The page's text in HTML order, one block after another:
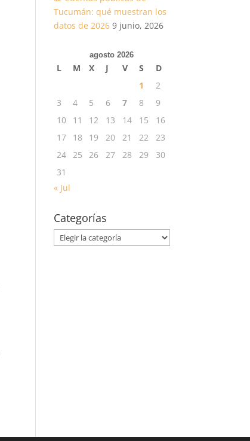
Tucumán: qué muestran los
datos de 2026 9 junio, 2026
agosto 2026
L M X J V S
D
1
2
3
4 5 6 7 8
9
10
11 12 13 14 15
16
17
18 19 20 21 22
23
24 25 26 27 28 29
30
31
« Jul
Categorías
Categorías